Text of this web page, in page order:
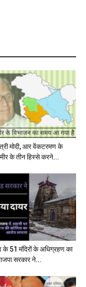
मोदी, आर वेंकटरमण के
के तीन हिस्से करने...
के 51 मंदिरों के अधिग्रहण का
सरकार ने...